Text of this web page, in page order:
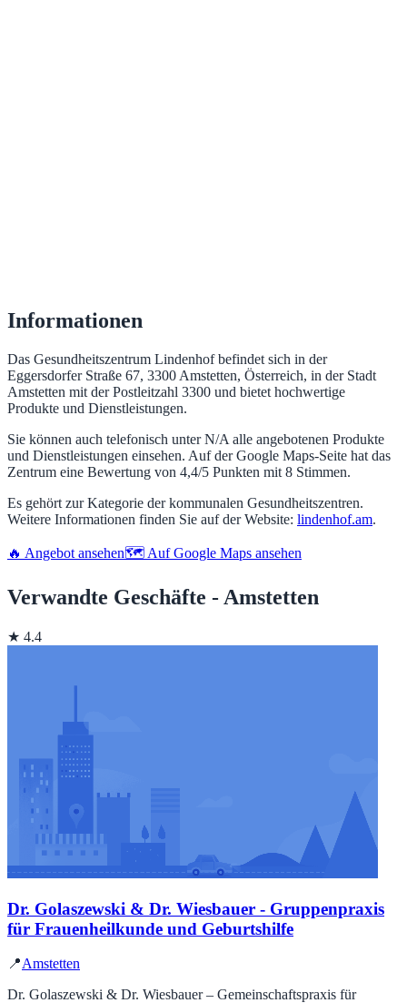
Informationen
Das Gesundheitszentrum Lindenhof befindet sich in der
Eggersdorfer Straße 67, 3300 Amstetten, Österreich, in der Stadt
Amstetten mit der Postleitzahl 3300 und bietet hochwertige
Produkte und Dienstleistungen.
Sie können auch telefonisch unter N/A alle angebotenen Produkte
und Dienstleistungen einsehen. Auf der Google Maps-Seite hat das
Zentrum eine Bewertung von 4,4/5 Punkten mit 8 Stimmen.
Es gehört zur Kategorie der kommunalen Gesundheitszentren.
Weitere Informationen finden Sie auf der Website: lindenhof.am.
🔥 Angebot ansehen🗺️ Auf Google Maps ansehen
Verwandte Geschäfte - Amstetten
★ 4.4
Dr. Golaszewski & Dr. Wiesbauer - Gruppenpraxis
für Frauenheilkunde und Geburtshilfe
📍Amstetten
Dr. Golaszewski & Dr. Wiesbauer – Gemeinschaftspraxis für